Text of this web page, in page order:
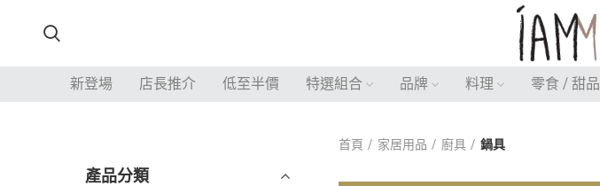
新登場 店長推介 低至半價 特選組合 品牌 料理 零食 / 甜品
產品分類
首頁 家居用品 廚具 鍋具